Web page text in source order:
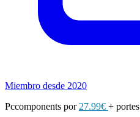
Miembro desde 2020
Pccomponents por 27.99€ + portes